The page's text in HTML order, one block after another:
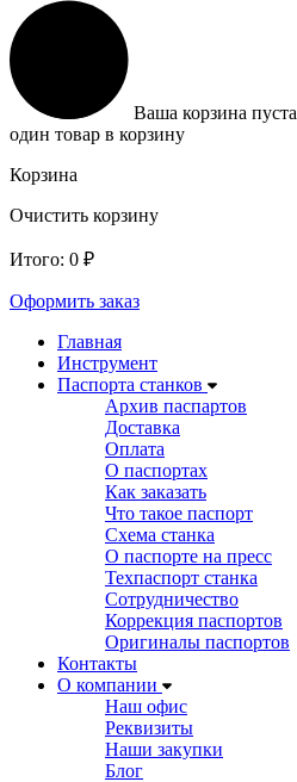
Ваша корзина пуста
один товар в корзину
Корзина
Очистить корзину
Итого: 0 ₽
Оформить заказ
Главная
Инструмент
Паспорта станков
Архив паспартов
Доставка
Оплата
О паспортах
Как заказать
Что такое паспорт
Схема станка
О паспорте на пресс
Техпаспорт станка
Сотрудничество
Коррекция паспортов
Оригиналы паспортов
Контакты
О компании
Наш офис
Реквизиты
Наши закупки
Блог